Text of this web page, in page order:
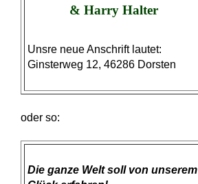
& Harry Halter
Unsre neue Anschrift lautet:
Ginsterweg 12, 46286 Dorsten
oder so:
Die ganze Welt soll von unserem